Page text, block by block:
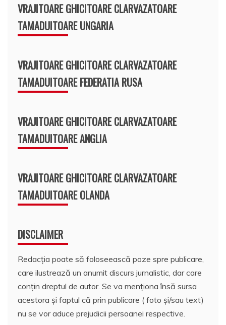
VRAJITOARE GHICITOARE CLARVAZATOARE
TAMADUITOARE UNGARIA
VRAJITOARE GHICITOARE CLARVAZATOARE
TAMADUITOARE FEDERATIA RUSA
VRAJITOARE GHICITOARE CLARVAZATOARE
TAMADUITOARE ANGLIA
VRAJITOARE GHICITOARE CLARVAZATOARE
TAMADUITOARE OLANDA
DISCLAIMER
Redacția poate să foloseească poze spre publicare,
care ilustrează un anumit discurs jurnalistic, dar care
conțin dreptul de autor. Se va menționa însă sursa
acestora și faptul că prin publicare ( foto și/sau text)
nu se vor aduce prejudicii persoanei respective.